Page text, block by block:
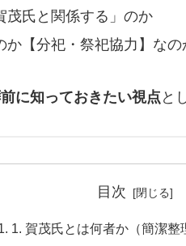
茂氏と関係する」のか
か【分祀・祭祀協力】なの
に知っておきたい視点 と
目次
1. 賀茂氏とは何者か（簡潔整